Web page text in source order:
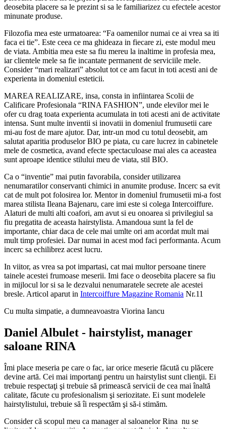
deosebita placere sa le prezint si sa le familiarizez cu efectele acestor
minunate produse.
Filozofia mea este urmatoarea: “Fa oamenilor numai ce ai vrea sa iti
faca ei tie”. Este ceea ce ma ghideaza in fiecare zi, este modul meu
de viata. Ambitia mea este sa fiu mereu la inaltime in profesia mea,
iar clientele mele sa fie incantate permanent de serviciile mele.
Consider “mari realizari” absolut tot ce am facut in toti acesti ani de
experienta in domeniul esteticii.
MAREA REALIZARE, insa, consta in infiintarea Scolii de
Calificare Profesionala “RINA FASHION”, unde elevilor mei le
ofer cu drag toata experienta acumulata in toti acesti ani de activitate
intensa. Sunt multe inventii si inovatii in domeniul frumusetii care
mi-au fost de mare ajutor. Dar, intr-un mod cu totul deosebit, am
salutat aparitia produselor BIO pe piata, cu care lucrez in cabinetele
mele de cosmetica, avand efecte spectaculoase mai ales ca aceastea
sunt aproape identice stilului meu de viata, stil BIO.
Ca o “inventie” mai putin favorabila, consider utilizarea
nenumaratilor conservanti chimici in anumite produse. Incerc sa evit
cat de mult pot folosirea lor. Mentor in domeniul frumusetii mi-a fost
marea stilista Ileana Bajenaru, care imi este si colega Intercoiffure.
Alaturi de multi alti coafori, am avut si eu onoarea si privilegiul sa
fiu pregatita de aceasta hairstylista. Amandoua sunt la fel de
importante, chiar daca de cele mai umlte ori am acordat mult mai
mult timp profesiei. Dar numai in acest mod faci performanta. Acum
incerc sa echilibrez acest lucru.
In viitor, as vrea sa pot impartasi, cat mai multor persoane tinere
tainele acestei frumoase meserii. Imi face o deosebita placere sa fiu
in mijlocul lor si sa le dezvalui nenumaratele secrete ale acestei
bresle. Articol aparut in Intercoiffure Magazine Romania Nr.11
Cu multa simpatie, a dumneavoastra Viorina Iancu
Daniel Albulet - hairstylist, manager
saloane RINA
Îmi place meseria pe care o fac, iar orice meserie făcută cu plăcere
devine artă. Cei mai importanţi pentru un hairstylist sunt clienţii. Ei
trebuie respectaţi şi trebuie să primească servicii de cea mai înaltă
calitate, făcute cu profesionalism şi seriozitate. Ei sunt modelele
hairstylistului, trebuie să îi respectăm şi să-i stimăm.
Consider că scopul meu ca manager al saloanelor Rina nu se